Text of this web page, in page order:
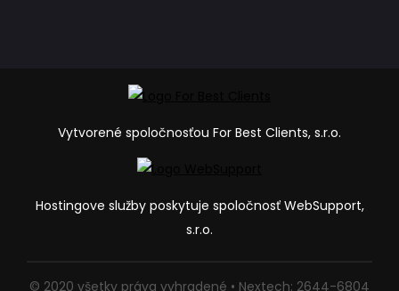
Vytvorené spoločnosťou For Best Clients, s.r.o.
Hostingove služby poskytuje spoločnosť WebSupport,
s.r.o.
© 2020 všetky práva vyhradené • Nextech: 2644-6804